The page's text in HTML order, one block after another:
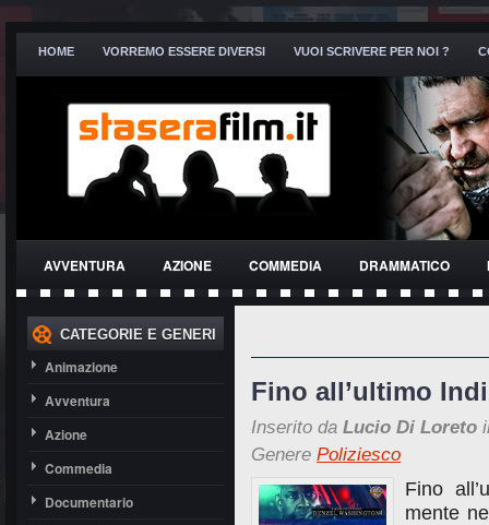
HOME VORREMO ESSERE DIVERSI VUOI SCRIVERE PER NOI ?
AVVENTURA AZIONE COMMEDIA DRAMMATICO
THRILLER
CATEGORIE E GENERI
Animazione
Avventura
Azione
Commedia
Documentario
Fino all’ultimo
Inserito da Lucio Di Loreto
Genere Poliziesco
Fino
mente